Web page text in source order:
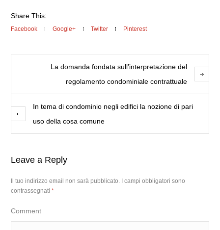
Share This:
Facebook Google+ Twitter Pinterest
La domanda fondata sull’interpretazione del
regolamento condominiale contrattuale
In tema di condominio negli edifici la nozione di pari
uso della cosa comune
Leave a Reply
Il tuo indirizzo email non sarà pubblicato.
I campi obbligatori sono
contrassegnati*
Comment